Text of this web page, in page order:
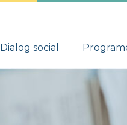
Dialog social